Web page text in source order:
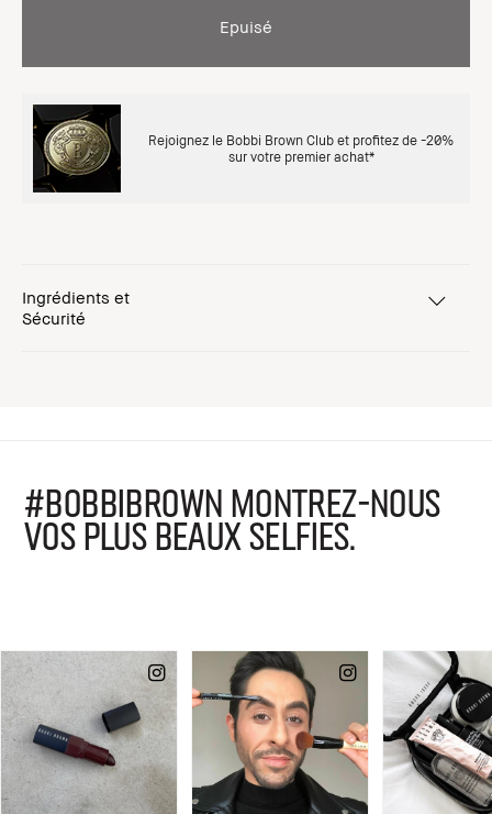
Epuisé
Rejoignez le Bobbi Brown Club et profitez de -20%
sur votre premier achat*
Ingrédients et
Sécurité
#BOBBIBROWN MONTREZ-NOUS
VOS PLUS BEAUX SELFIES.